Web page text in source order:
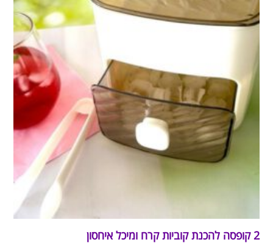
2 קופסה להכנת קוביות קרח ומיכל איחסון